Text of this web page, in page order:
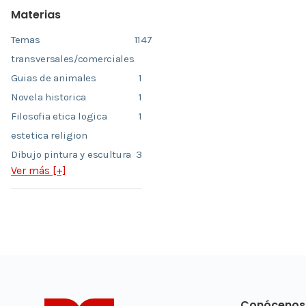
Materias
Temas
transversales/comerciales
1147
Guias de animales
1
Novela historica
1
Filosofia etica logica
estetica religion
1
Dibujo pintura y escultura 3
Ver más [+]